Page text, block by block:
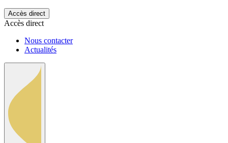
Accès direct
Accès direct
Nous contacter
Actualités